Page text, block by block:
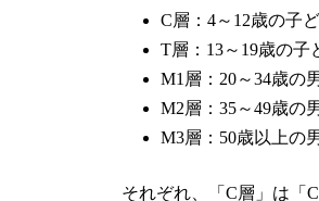
C層：4～12歳の子
T層：13～19歳の子
M1層：20～34歳の
M2層：35～49歳の
M3層：50歳以上の
それぞれ、「C層」は「